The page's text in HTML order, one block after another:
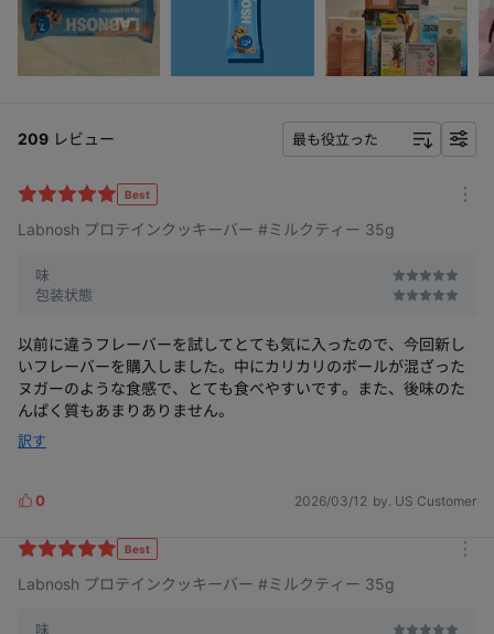
✔ 粉っぽさゼロ、プロテイン初心者にも簡単
*タンパク質7g：クッキー＆クリーム、ピーナッツバター、ミルクテ
ィー35g
✔ チョコクッキークランチ入りでサクサク感アップ
*5種類の穀物：小麦、米、トウモロコシ、オーツ麦、大麦
*五穀チョコロピン入り
1箱にプロテインクッキーバーが12本入っています。
• 開封後はできるだけ早くお召し上がりください。
• 直射日光を避け、涼しい場所で保管してください。
• クッキーバーの特性上、低温では少し硬くなることがあります。
室温(15～25℃)で保管後にお召し上がりいただくと、
• 本製品はブラウニータイプのため、
強い衝撃で形が崩れる可能性があります。
Q.保管方法を教えてください。
+注意事項✔
Q. プロテインクッキーバーに使われているタンパク質は何ですか？
+よくある質問？
✔ タンパク質7g(13%)、甘くチャージ
✔ 5種類の穀物で作った五穀チョコボールがたっぷり
A.クッキーバー製品の特性上、低温では少し硬くなる
ことがありますので、常温で保管してからお召し上がりください。
動物性タンパク質であるホエイプロテインを、
ピーナッツバター、ミルクティーはプロテイン(MPI)と
植物性タンパク質(ISP)をブレンドして使用しています。
最適な配合比率で開発しました。
209 レビュー 最も役立った
f
Best
Labnosh プロテインクッキーバー #ミルクティー 35g
味
包装状態
以前に違うフレーバーを試してとても気に入ったので、今回新し
いフレーバーを購入しました。中にカリカリのボールが混ざった
ヌガーのような食感で、とても食べやすいです。また、後味のた
んぱく質もあまりありません。
訳す
L
k
s
0 2026/03/12 by. US Customer
Best
Labnosh プロテインクッキーバー #ミルクティー 35g
味